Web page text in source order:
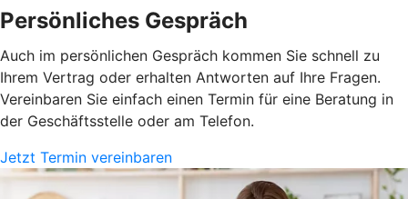
Persönliches Gespräch
Auch im persönlichen Gespräch kommen Sie schnell zu
Ihrem Vertrag oder erhalten Antworten auf Ihre Fragen.
Vereinbaren Sie einfach einen Termin für eine Beratung in
der Geschäftsstelle oder am Telefon.
Jetzt Termin vereinbaren